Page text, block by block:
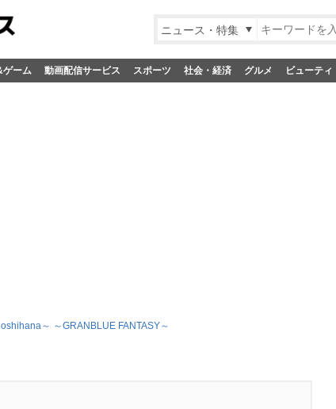
ニュース・特集
ゲーム 動画配信サービス スポーツ 社会・経済 グルメ ビューティ
～ ～GRANBLUE FANTASY～